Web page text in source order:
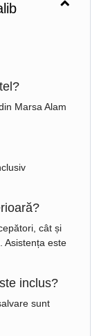
Marsa Alam
cât și
Asistența este
inclus?
sunt